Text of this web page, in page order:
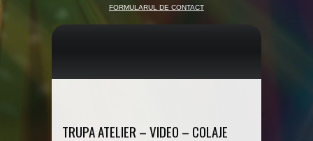
FORMULARUL DE CONTACT
TRUPA ATELIER – VIDEO – COLAJE